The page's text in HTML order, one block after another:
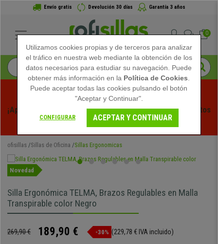
Envío gratis Devolución 30 días Garantía 3 años
0
¡Aprovecha las Rebajas de Verano en Ofisillas! Descuentos
Exclusivos por Tiempo Limitado - Ver Promo
ofisillas Sillas de Oficina Sillas Ergonomicas
Novedad
Silla Ergonómica TELMA, Brazos Regulables en Malla
Transpirable color Negro
269,90 € 189,90 € -30% (229,78 € IVA incluido)
Utilizamos cookies propias y de terceros para analizar
el tráfico en nuestra web mediante la obtención de los
datos necesarios para estudiar su navegación. Puede
obtener más información en la Política de Cookies
Puede aceptar todas las cookies pulsando el botón
"Aceptar y Continuar".
CONFIGURAR ACEPTAR Y CONTINUAR